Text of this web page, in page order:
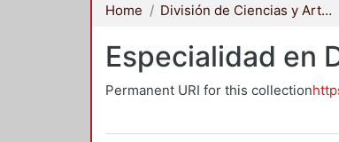
Home División de Ciencias y Artes para el Diseño
Especialidad en
Permanent URI for this collection